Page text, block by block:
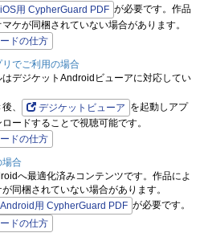
iOS用 CypherGuard PDF が必要です。作品
ケが同梱されていない場合があります。
ドの仕方
でご利用の場合
デジケットAndroidビューアに対応してい
、
デジケットビューア を起動しアプ
ードすることで視聴可能です。
ドの仕方
合
へ最適化済みコンテンツです。作品によ
同梱されていない場合があります。
Android用 CypherGuard PDF が必要です。
ドの仕方